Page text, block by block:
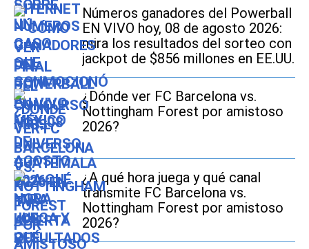
Números ganadores del Powerball
EN VIVO hoy, 08 de agosto 2026:
mira los resultados del sorteo con
jackpot de $856 millones en EE.UU.
¿Dónde ver FC Barcelona vs.
Nottingham Forest por amistoso
2026?
¿A qué hora juega y qué canal
transmite FC Barcelona vs.
Nottingham Forest por amistoso
2026?